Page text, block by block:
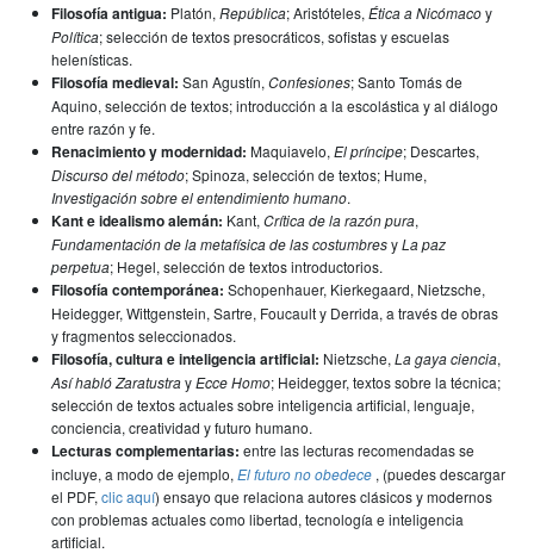
Filosofía antigua: Platón,República; Aristóteles,Ética a Nicómacoy
Política; selección de textos presocráticos, sofistas y escuelas
helenísticas.
Filosofía medieval: San Agustín,Confesiones; Santo Tomás de
Aquino, selección de textos; introducción a la escolástica y al diálogo
entre razón y fe.
Renacimiento y modernidad: Maquiavelo,El príncipe; Descartes,
Discurso del método; Spinoza, selección de textos; Hume,
Investigación sobre el entendimiento humano.
Kant e idealismo alemán: Kant,Crítica de la razón pura,
Fundamentación de la metafísica de las costumbresyLa paz
perpetua; Hegel, selección de textos introductorios.
Filosofía contemporánea: Schopenhauer, Kierkegaard, Nietzsche,
Heidegger, Wittgenstein, Sartre, Foucault y Derrida, a través de obras
y fragmentos seleccionados.
Filosofía, cultura e inteligencia artificial: Nietzsche,La gaya ciencia,
Así habló ZaratustrayEcce Homo; Heidegger, textos sobre la técnica;
selección de textos actuales sobre inteligencia artificial, lenguaje,
conciencia, creatividad y futuro humano.
Lecturas complementarias: entre las lecturas recomendadas se
incluye, a modo de ejemplo,El futuro no obedece , (puedes descargar
el PDF,clic aquí) ensayo que relaciona autores clásicos y modernos
con problemas actuales como libertad, tecnología e inteligencia
artificial.